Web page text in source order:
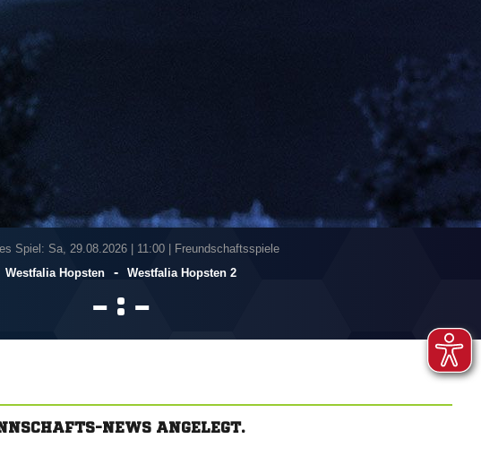
Spiel: Sa, 29.08.2026
11:00 | Freundschaftsspiele
Westfalia Hopsten
- Westfalia Hopsten 2
 : 
NEWS ANGELEGT.